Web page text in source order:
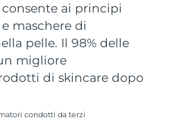
ai principi
maschere di
pelle. Il 98% delle
migliore
di skincare dopo
condotti da terzi
Consegna stimata
Consegna stimata
10/08/2026
Consegna stimata